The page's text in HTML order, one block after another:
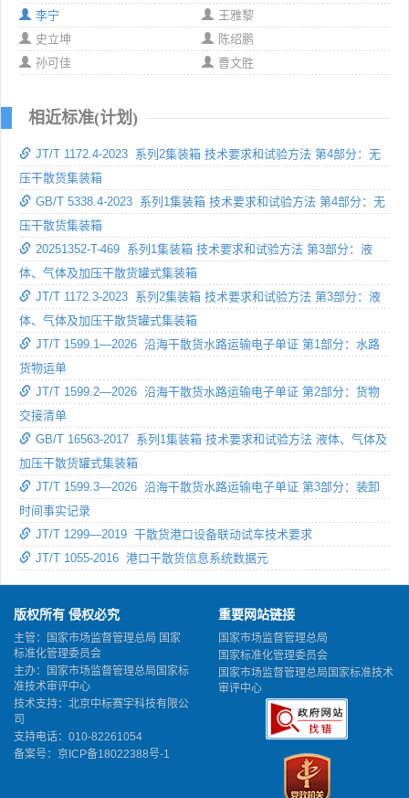
李宁
王雅黎
史立坤
陈绍鹏
孙可佳
曹文胜
相近标准(计划)
JT/T 1172.4-2023 系列2集装箱 技术要求和试验方法 第4部分：无
压干散货集装箱
GB/T 5338.4-2023 系列1集装箱 技术要求和试验方法 第4部分：无
压干散货集装箱
20251352-T-469 系列1集装箱 技术要求和试验方法 第3部分：液
体、气体及加压干散货罐式集装箱
JT/T 1172.3-2023 系列2集装箱 技术要求和试验方法 第3部分：液
体、气体及加压干散货罐式集装箱
JT/T 1599.1—2026 沿海干散货水路运输电子单证 第1部分：水路
货物运单
JT/T 1599.2—2026 沿海干散货水路运输电子单证 第2部分：货物
交接清单
GB/T 16563-2017 系列1集装箱 技术要求和试验方法 液体、气体及
加压干散货罐式集装箱
JT/T 1599.3—2026 沿海干散货水路运输电子单证 第3部分：装卸
时间事实记录
JT/T 1299—2019 干散货港口设备联动试车技术要求
JT/T 1055-2016 港口干散货信息系统数据元
版权所有 侵权必究
主管：国家市场监督管理总局 国家
标准化管理委员会
主办：国家市场监督管理总局国家标
准技术审评中心
技术支持：北京中标赛宇科技有限公
司
支持电话：010-82261054
备案号： 京ICP备18022388号-1
重要网站链接
国家市场监督管理总局
国家标准化管理委员会
国家市场监督管理总局国家标准技术
审评中心